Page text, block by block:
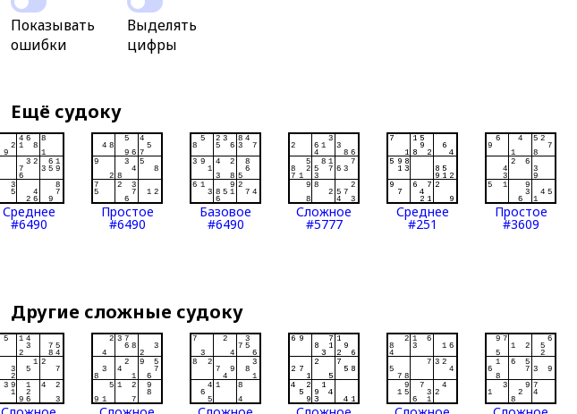
Показывать
ошибки
Выделять
цифры
Ещё судоку
Среднее
#6490
Простое
#6490
Базовое
#6490
Сложное
#5777
Среднее
#251
Простое
#3609
Другие сложные судоку